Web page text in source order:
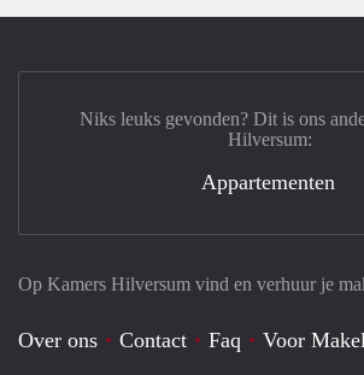
Op Kamers Hilversum vind en verhuur je
Over ons Contact Faq Voor
Niks leuks gevonden? Dit is ons
Hilversum:
Appartementen